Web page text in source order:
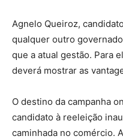
Agnelo Queiroz,
qualquer outro
que a atual gestão. Para
deverá mostrar as
O destino da campanha
candidato à reeleição
caminhada no comércio.